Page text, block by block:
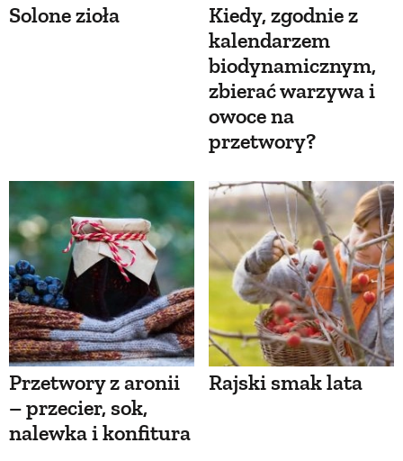
Solone zioła
Kiedy, zgodnie z
kalendarzem
biodynamicznym,
zbierać warzywa i
owoce na
przetwory?
Przetwory z aronii
– przecier, sok,
nalewka i konfitura
Rajski smak lata